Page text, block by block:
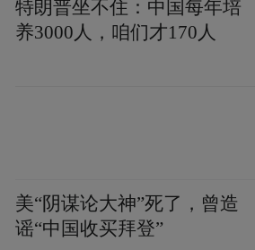
特朗普坐不住：中国每年培
养3000人，咱们才170人
美“阴谋论大神”死了，曾造
谣“中国收买拜登”